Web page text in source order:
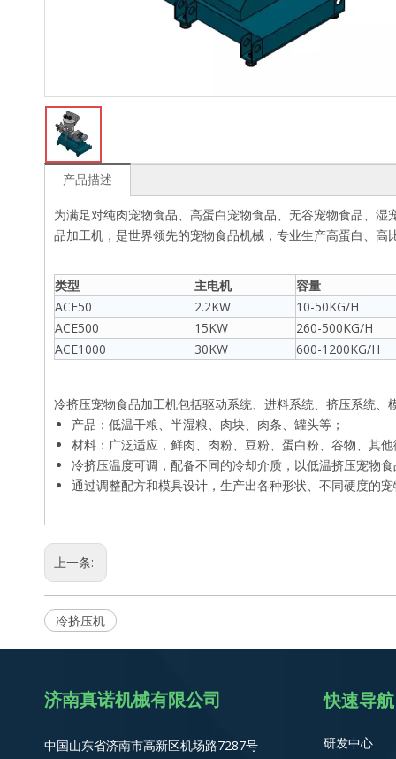
产品描述
为满足对纯肉宠物食品、高蛋白宠物食品、无谷宠物食品、
品加工机，是世界领先的宠物食品机械，专业生产高蛋白、高
类型 主电机
容量
ACE50
2.2KW
10-50KG/H
ACE500
15KW
260-500KG/H
ACE1000
30KW 600-1200KG/H
冷挤压宠物食品加工机包括驱动系统、进料系统、挤压系统、
产品：低温干粮、半湿粮、肉块、肉条、罐头等；
材料：广泛适应，鲜肉、肉粉、豆粉、蛋白粉、谷物、其
冷挤压温度可调，配备不同的冷却介质，以低温挤压宠物
通过调整配方和模具设计，生产出各种形状、不同硬度的
上一条:
冷挤压机
济南真诺机械有限公司
中国山东省济南市高新区机场路7287号
快速导航
研发中心